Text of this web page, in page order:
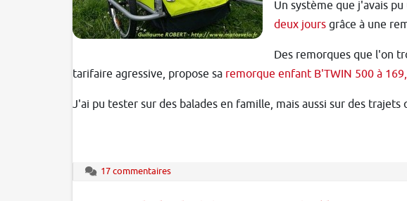
Un système que j'avais
deux jours grâce à une
Des remorques que l'on
tarifaire agressive, propose sa remorque enfant B'TWIN 500 à
J'ai pu tester sur des balades en famille, mais aussi sur des trajets
17 commentaires